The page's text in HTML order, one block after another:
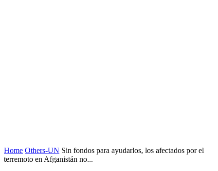
Home Others-UN Sin fondos para ayudarlos, los afectados por el
terremoto en Afganistán no...